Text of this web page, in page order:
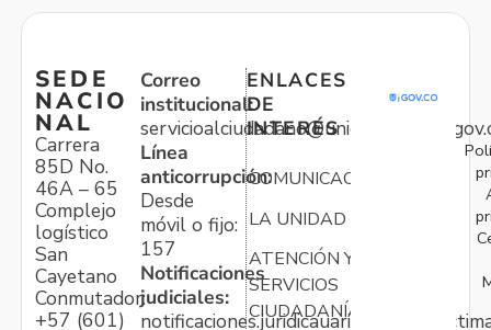
SEDE
NACIO
NAL
Carrera
85D No.
46A – 65
Complejo
logístico
San
Cayetano
Conmutador:
+57 (601)
Correo
institucional:
Línea
anticorrupción:
Desde
móvil o fijo:
157
Notificaciones
judiciales:
ENLACES
DE
INTERÉS
COMUNICACIONES
LA UNIDAD
ATENCIÓN Y
SERVICIOS
CIUDADANÍA